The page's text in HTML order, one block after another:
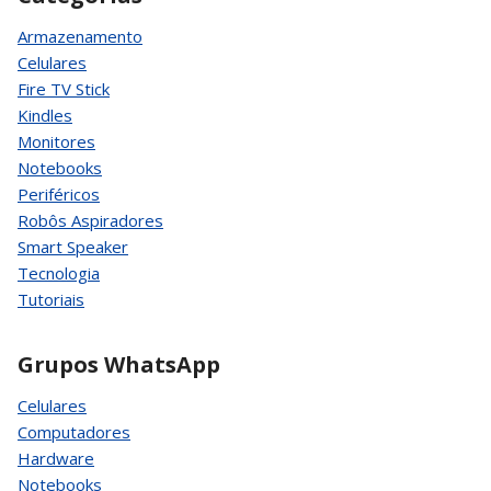
Armazenamento
Celulares
Fire TV Stick
Kindles
Monitores
Notebooks
Periféricos
Robôs Aspiradores
Smart Speaker
Tecnologia
Tutoriais
Grupos WhatsApp
Celulares
Computadores
Hardware
Notebooks